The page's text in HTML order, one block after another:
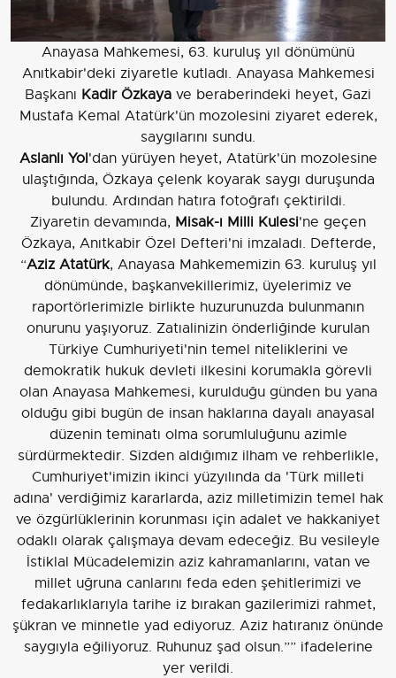
Anayasa Mahkemesi, 63. kuruluş yıl dönümünü
Anıtkabir'deki ziyaretle kutladı. Anayasa Mahkemesi
Başkanı Kadir Özkaya ve beraberindeki heyet, Gazi
Mustafa Kemal Atatürk'ün mozolesini ziyaret ederek,
saygılarını sundu.
Aslanlı Yol'dan yürüyen heyet, Atatürk'ün mozolesine
ulaştığında, Özkaya çelenk koyarak saygı duruşunda
bulundu. Ardından hatıra fotoğrafı çektirildi.
Ziyaretin devamında, Misak-ı Milli Kulesi'ne geçen
Özkaya, Anıtkabir Özel Defteri'ni imzaladı. Defterde,
“Aziz Atatürk, Anayasa Mahkememizin 63. kuruluş yıl
dönümünde, başkanvekillerimiz, üyelerimiz ve
raportörlerimizle birlikte huzurunuzda bulunmanın
onurunu yaşıyoruz. Zatıalinizin önderliğinde kurulan
Türkiye Cumhuriyeti'nin temel niteliklerini ve
demokratik hukuk devleti ilkesini korumakla görevli
olan Anayasa Mahkemesi, kurulduğu günden bu yana
olduğu gibi bugün de insan haklarına dayalı anayasal
düzenin teminatı olma sorumluluğunu azimle
sürdürmektedir. Sizden aldığımız ilham ve rehberlikle,
Cumhuriyet'imizin ikinci yüzyılında da 'Türk milleti
adına' verdiğimiz kararlarda, aziz milletimizin temel hak
ve özgürlüklerinin korunması için adalet ve hakkaniyet
odaklı olarak çalışmaya devam edeceğiz. Bu vesileyle
İstiklal Mücadelemizin aziz kahramanlarını, vatan ve
millet uğruna canlarını feda eden şehitlerimizi ve
fedakarlıklarıyla tarihe iz bırakan gazilerimizi rahmet,
şükran ve minnetle yad ediyoruz. Aziz hatıranız önünde
saygıyla eğiliyoruz. Ruhunuz şad olsun.”” ifadelerine
yer verildi.